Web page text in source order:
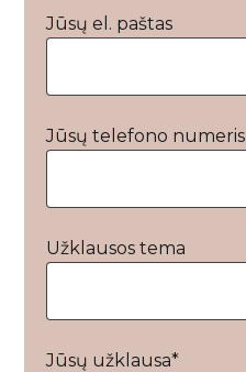
Jūsų el. paštas
Jūsų telefono numeris
Užklausos tema
Jūsų užklausa*